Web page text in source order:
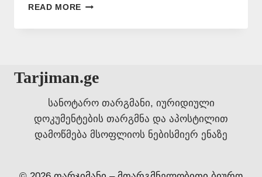
READ MORE ᲩᲘᲜᲣᲠᲘᲓᲐᲜ
ᲗᲐᲠᲒᲛᲜᲐ
Tarjiman.ge
სანოტარო თარგმანი, იურიდიული
დოკუმენტების თარგმნა და აპოსტილით
დამოწმება მსოფლიოს ნებისმიერ ენაზე